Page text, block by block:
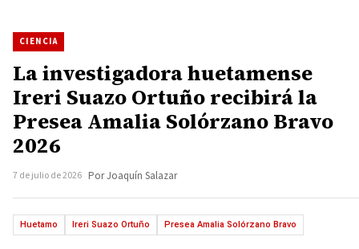
CIENCIA
La investigadora huetamense
Ireri Suazo Ortuño recibirá la
Presea Amalia Solórzano Bravo
2026
7 de julio de 2026 Por Joaquín Salazar
Huetamo Ireri Suazo Ortuño Presea Amalia Solórzano Bravo